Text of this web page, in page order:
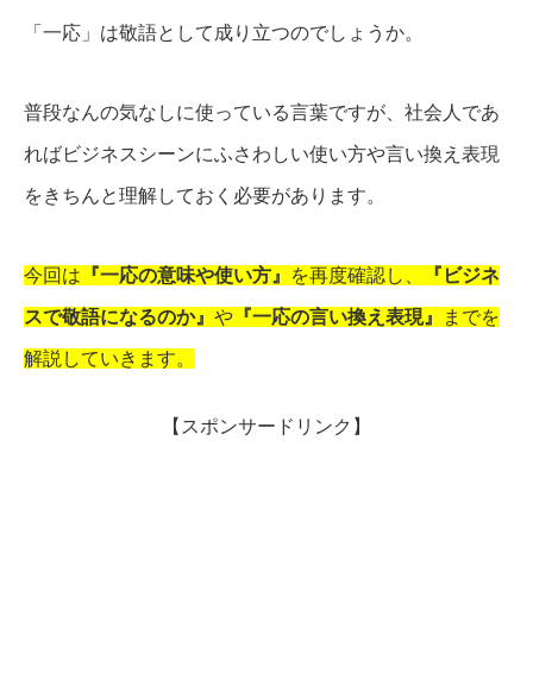
「一応」は敬語として成り立つのでしょうか。
普段なんの気なしに使っている言葉ですが、社会人であ
ればビジネスシーンにふさわしい使い方や言い換え表現
をきちんと理解しておく必要があります。
今回は 『一応の意味や使い方』 を再度確認し、 『ビジネ
スで敬語になるのか』 や 『一応の言い換え表現』 までを
解説していきます。
【スポンサードリンク】